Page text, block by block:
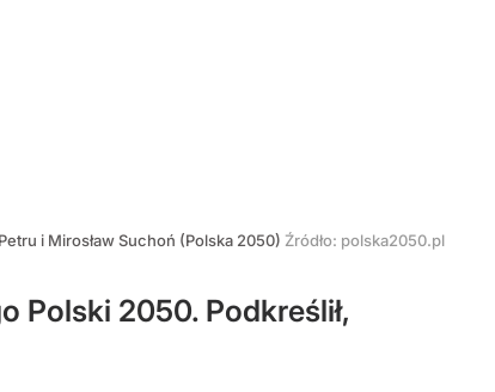
i Mirosław Suchoń (Polska 2050) Źródło: polska2050.pl
Polski 2050. Podkreślił,